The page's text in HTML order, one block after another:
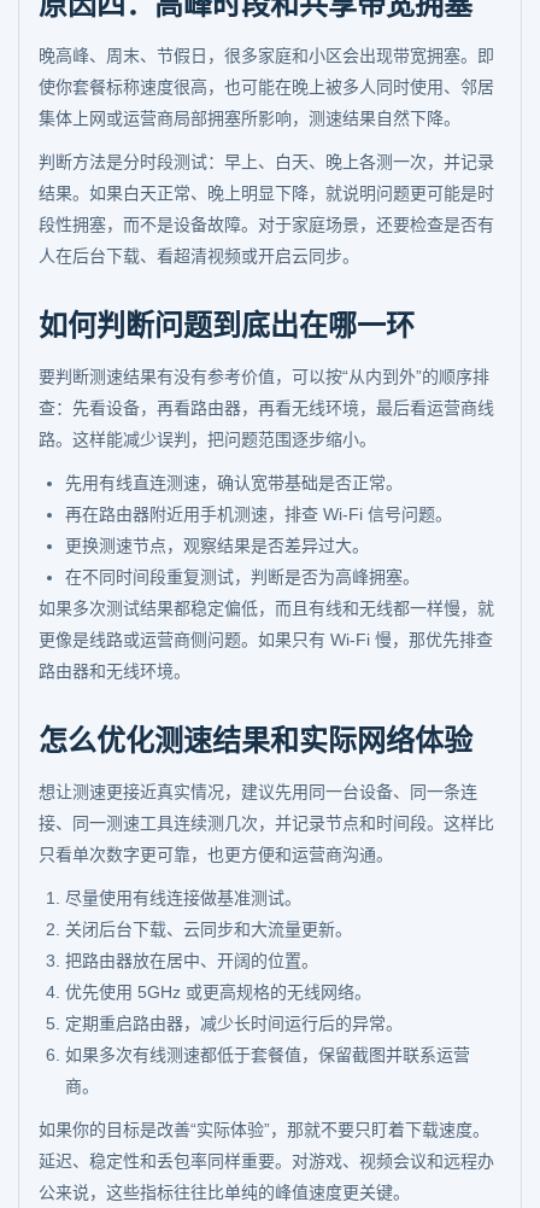
晚高峰、周末、节假日，很多家庭和小区会出现带宽拥塞。即
使你套餐标称速度很高，也可能在晚上被多人同时使用、邻居
集体上网或运营商局部拥塞所影响，测速结果自然下降。
判断方法是分时段测试：早上、白天、晚上各测一次，并记录
结果。如果白天正常、晚上明显下降，就说明问题更可能是时
段性拥塞，而不是设备故障。对于家庭场景，还要检查是否有
人在后台下载、看超清视频或开启云同步。
如何判断问题到底出在哪一环
要判断测速结果有没有参考价值，可以按“从内到外”的顺序排
查：先看设备，再看路由器，再看无线环境，最后看运营商线
路。这样能减少误判，把问题范围逐步缩小。
先用有线直连测速，确认宽带基础是否正常。
再在路由器附近用手机测速，排查 Wi-Fi 信号问题。
更换测速节点，观察结果是否差异过大。
在不同时间段重复测试，判断是否为高峰拥塞。
如果多次测试结果都稳定偏低，而且有线和无线都一样慢，就
更像是线路或运营商侧问题。如果只有 Wi-Fi 慢，那优先排查
路由器和无线环境。
怎么优化测速结果和实际网络体验
想让测速更接近真实情况，建议先用同一台设备、同一条连
接、同一测速工具连续测几次，并记录节点和时间段。这样比
只看单次数字更可靠，也更方便和运营商沟通。
尽量使用有线连接做基准测试。
关闭后台下载、云同步和大流量更新。
把路由器放在居中、开阔的位置。
优先使用 5GHz 或更高规格的无线网络。
定期重启路由器，减少长时间运行后的异常。
如果多次有线测速都低于套餐值，保留截图并联系运营
商。
如果你的目标是改善“实际体验”，那就不要只盯着下载速度。
延迟、稳定性和丢包率同样重要。对游戏、视频会议和远程办
公来说，这些指标往往比单纯的峰值速度更关键。